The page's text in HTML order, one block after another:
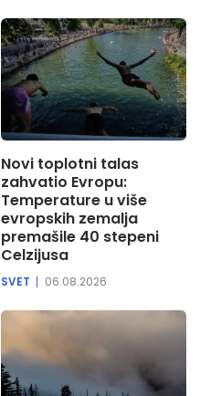
Novi toplotni talas
zahvatio Evropu:
Temperature u više
evropskih zemalja
premašile 40 stepeni
Celzijusa
SVET 06.08.2026